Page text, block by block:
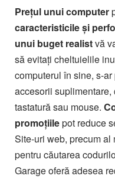
Prețul unui computer
caracteristicile și
unui buget realistvă
să evitați cheltuielile
computerul în sine, s-
accesorii suplimentare,
tastatură sau mouse.
promoțiilepot reduce
Site-uri web, precum al
pentru căutarea
Garage oferă adesea